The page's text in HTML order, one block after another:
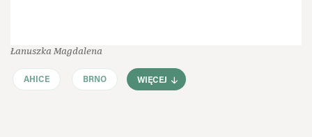
Łanuszka Magdalena
AHICE BRNO WIĘCEJ